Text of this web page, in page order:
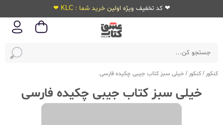
❤ کد تخفیف ویژه اولین خرید شما : KLC ❤
کنکور /کنکور / خیلی سبز کتاب جیبی چکیده فارسی
خیلی سبز کتاب جیبی چکیده فارسی